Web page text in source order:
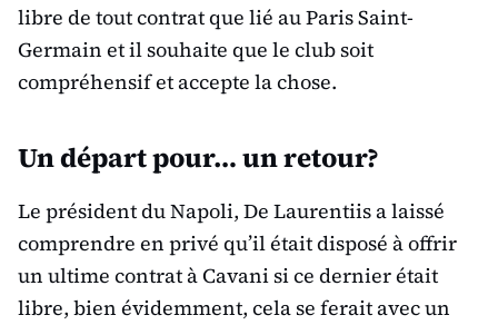
libre de tout contrat que lié au Paris Saint-
Germain et il souhaite que le club soit
compréhensif et accepte la chose.
Un départ pour… un retour?
Le président du Napoli, De Laurentiis a laissé
comprendre en privé qu’il était disposé à offrir
un ultime contrat à Cavani si ce dernier était
libre, bien évidemment, cela se ferait avec un